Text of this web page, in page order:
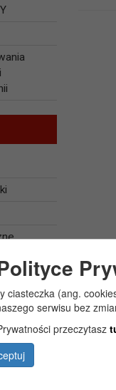
ciasteczka (ang.
serwisu bez
przeczytasz